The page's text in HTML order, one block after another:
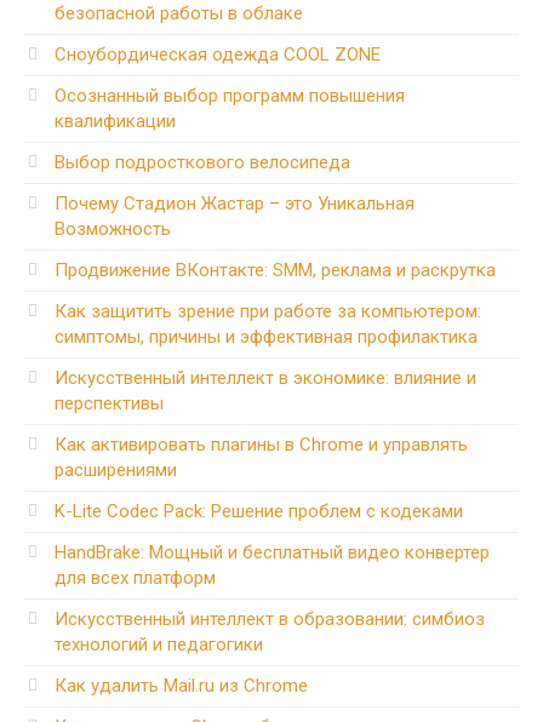
безопасной работы в облаке
Сноубордическая одежда COOL ZONE
Осознанный выбор программ повышения
квалификации
Выбор подросткового велосипеда
Почему Стадион Жастар – это Уникальная
Возможность
Продвижение ВКонтакте: SMM, реклама и раскрутка
Как защитить зрение при работе за компьютером:
симптомы, причины и эффективная профилактика
Искусственный интеллект в экономике: влияние и
перспективы
Как активировать плагины в Chrome и управлять
расширениями
K-Lite Codec Pack: Решение проблем с кодеками
HandBrake: Мощный и бесплатный видео конвертер
для всех платформ
Искусственный интеллект в образовании: симбиоз
технологий и педагогики
Как удалить Mail.ru из Chrome